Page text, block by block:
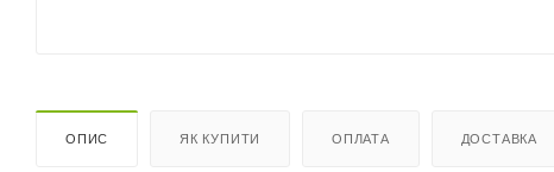
ОПИС ЯК КУПИТИ ОПЛАТА ДОСТАВКА